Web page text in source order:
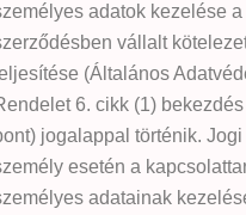
adatok kezelése a
vállalt
(Általános
6. cikk (1)
jogalappal történik. Jogi
esetén a
adatainak